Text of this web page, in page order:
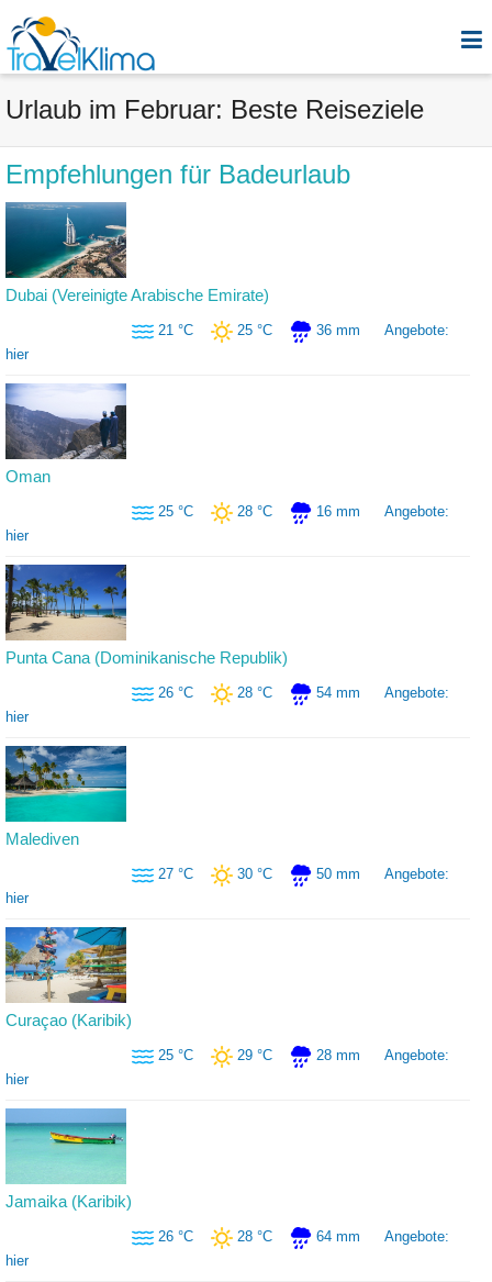
Urlaub im Februar: Beste Reiseziele
Empfehlungen für Badeurlaub
Dubai (Vereinigte Arabische Emirate)
21 °C 25 °C 36 mm
Angebote:
hier
Oman
25 °C 28 °C 16 mm
Angebote:
hier
Punta Cana (Dominikanische Republik)
26 °C 28 °C 54 mm
Angebote:
hier
Malediven
27 °C 30 °C 50 mm
Angebote:
hier
Curaçao (Karibik)
25 °C 29 °C 28 mm
Angebote:
hier
Jamaika (Karibik)
26 °C 28 °C 64 mm
Angebote:
hier